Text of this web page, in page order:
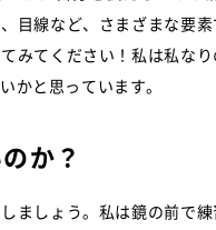
目線など、さまざまな要
みてください！私は私な
かと思っています。
か？
ましょう。私は鏡の前で